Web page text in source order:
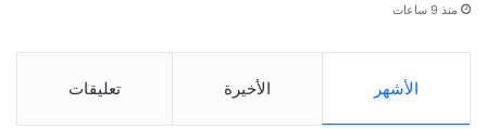
منذ 9 ساعات
الأشهر الأخيرة تعليقات